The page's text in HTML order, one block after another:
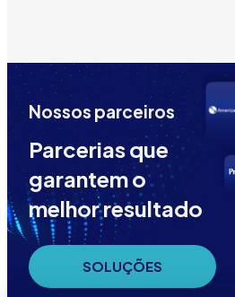
Nossos parceiros
Parcerias que
garantem o
melhor resultado
SOLUÇÕES